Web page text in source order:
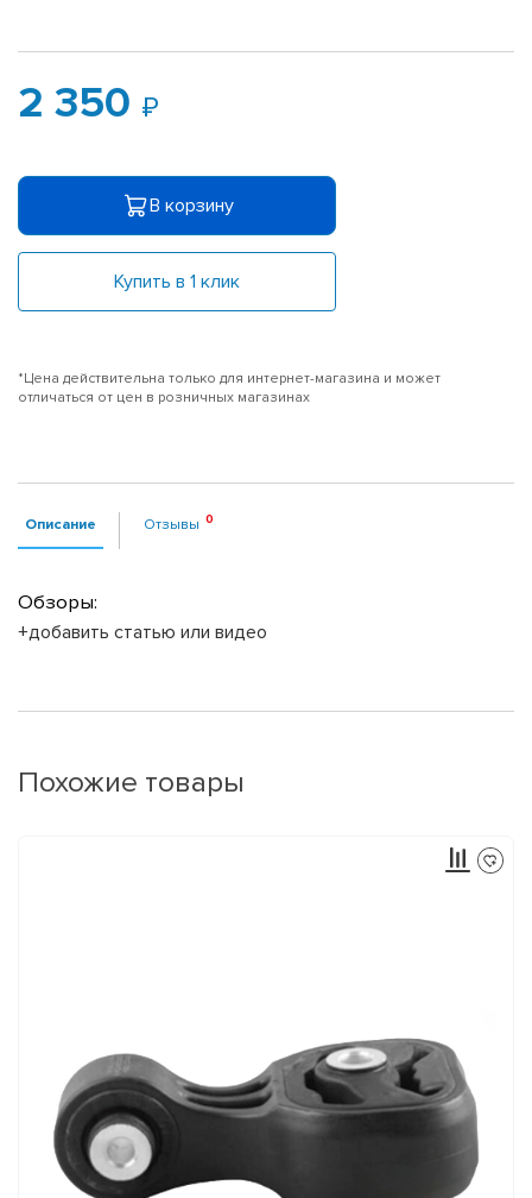
2 350
В корзину
Купить в 1 клик
*Цена действительна только для интернет-магазина и может
отличаться от цен в розничных магазинах
Описание Отзывы
Обзоры:
+добавить статью или видео
Похожие товары